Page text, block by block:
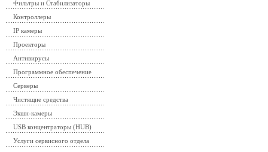
Фильтры и Стабилизаторы
Контроллеры
IP камеры
Проекторы
Антивирусы
Программное обеспечение
Серверы
Чистящие средства
Экшн-камеры
USB концентраторы (HUB)
Услуги сервисного отдела